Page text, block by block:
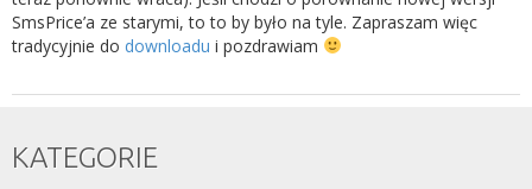
SmsPrice’a ze starymi, to to by było na tyle. Zapraszam więc
tradycyjnie do downloadu i pozdrawiam
KATEGORIE